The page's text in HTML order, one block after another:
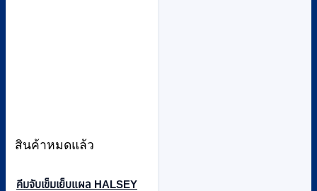
สินค้าหมดแล้ว
คีมจับเข็มเย็บแผล HALSEY